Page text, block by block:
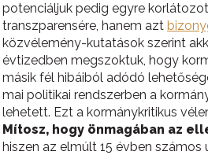
potenciáljuk pedig egyre
transzparensére, hanem azt
közvélemény-kutatások szerint
évtizedben megszoktuk, hogy
másik fél hibáiból adódó
mai politikai rendszerben a
lehetett. Ezt a kormánykritikus
Mítosz, hogy önmagában az
hiszen az elmúlt 15 évben számos